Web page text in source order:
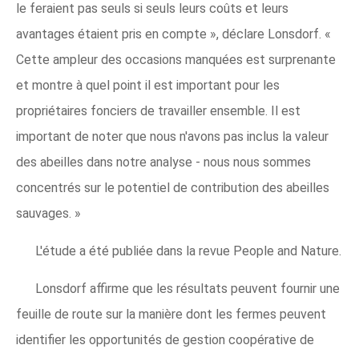
le feraient pas seuls si seuls leurs coûts et leurs
avantages étaient pris en compte », déclare Lonsdorf. «
Cette ampleur des occasions manquées est surprenante
et montre à quel point il est important pour les
propriétaires fonciers de travailler ensemble. Il est
important de noter que nous n'avons pas inclus la valeur
des abeilles dans notre analyse - nous nous sommes
concentrés sur le potentiel de contribution des abeilles
sauvages. »
L'étude a été publiée dans la revue People and Nature.
Lonsdorf affirme que les résultats peuvent fournir une
feuille de route sur la manière dont les fermes peuvent
identifier les opportunités de gestion coopérative de